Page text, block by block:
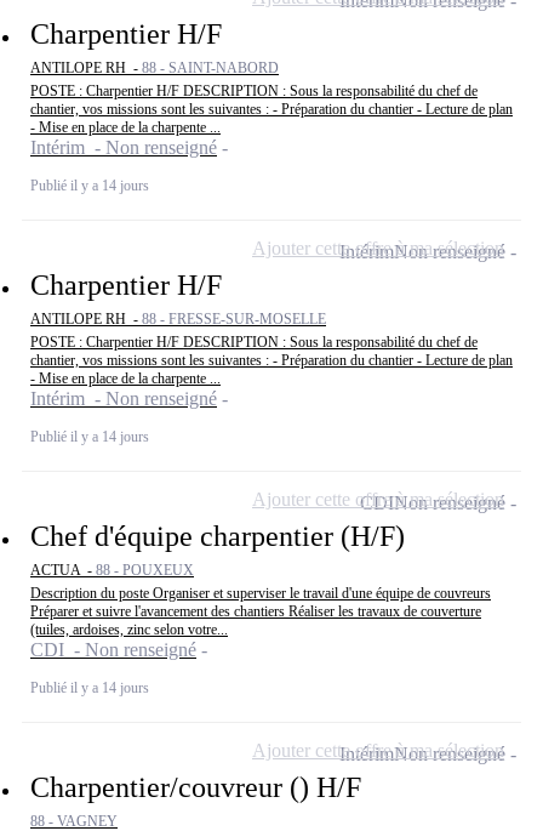
Charpentier H/F
ANTILOPE RH - 88 - SAINT-NABORD
POSTE : Charpentier H/F DESCRIPTION : Sous la responsabilité du chef de
chantier, vos missions sont les suivantes : - Préparation du chantier - Lecture de plan
- Mise en place de la charpente ...
Intérim - Non renseigné
Publié il y a 14 jours
Charpentier H/F
ANTILOPE RH - 88 - FRESSE-SUR-MOSELLE
POSTE : Charpentier H/F DESCRIPTION : Sous la responsabilité du chef de
chantier, vos missions sont les suivantes : - Préparation du chantier - Lecture de plan
- Mise en place de la charpente ...
Intérim - Non renseigné
Publié il y a 14 jours
IntérimNon renseigné
Ajouter cette offre à ma sélection
Chef d'équipe charpentier (H/F)
ACTUA - 88 - POUXEUX
Description du poste Organiser et superviser le travail d'une équipe de couvreurs
Préparer et suivre l'avancement des chantiers Réaliser les travaux de couverture
(tuiles, ardoises, zinc selon votre...
CDI - Non renseigné
Publié il y a 14 jours
CDINon renseigné
Ajouter cette offre à ma sélection
Charpentier/couvreur () H/F
88 - VAGNEY
IntérimNon renseigné
Ajouter cette offre à ma sélection